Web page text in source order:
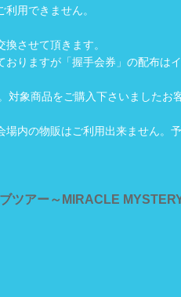
用できません。
させて頂きます。
りますが「握手会券」の配布は
対象商品をご購入下さいましたお
内の物販はご利用出来ません。
ツアー～MIRACLE